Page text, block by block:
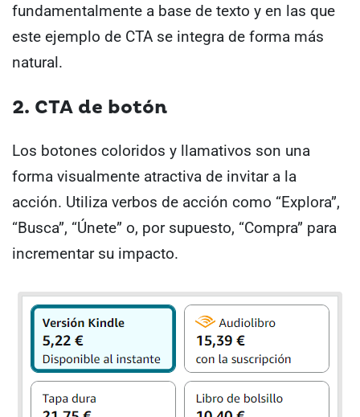
fundamentalmente a base de texto y en las que
este ejemplo de CTA se integra de forma más
natural.
2. CTA de botón
Los botones coloridos y llamativos son una
forma visualmente atractiva de invitar a la
acción. Utiliza verbos de acción como “Explora”,
“Busca”, “Únete” o, por supuesto, “Compra” para
incrementar su impacto.